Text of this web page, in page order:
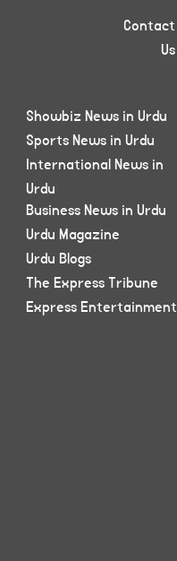
Contact
Us
Showbiz News in Urdu
Sports News in Urdu
International News in
Urdu
Business News in Urdu
Urdu Magazine
Urdu Blogs
The Express Tribune
Express Entertainment